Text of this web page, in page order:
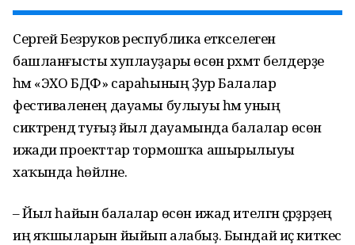
Сергей Безруков республика етәкселегенә
башланғысты хуплауҙары өсөн рәхмәт белдерҙе
һәм «ЭХО БДФ» сараһының Ҙур Балалар
фестиваленең дауамы булыуы һәм уның
сиктәрендә туғыҙ йыл дауамында балалар өсөн
ижади проекттар тормошҡа ашырылыуы
хаҡында һөйләне.
– Йыл һайын балалар өсөн ижад ителгән әҫәрҙәрҙең
иң яҡшыларын йыйып алабыҙ. Бындай иҫ киткес